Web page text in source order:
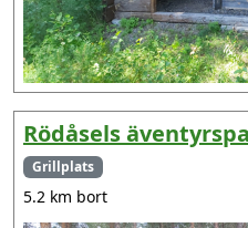
Rödåsels
Grillplats
5.2 km bort